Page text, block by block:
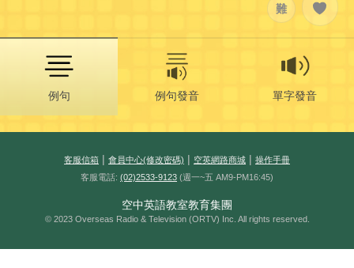
難
例句 例句發音 單字發音
客服信箱 | 會員中心(修改密碼) | 空英網路商城 | 操作手冊
客服電話: (02)2533-9123 (週一~五 AM9-PM16:45)
空中英語教室教育集團
© 2023 Overseas Radio & Television (ORTV) Inc. All rights reserved.